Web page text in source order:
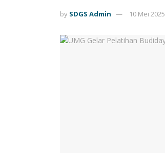
by SDGS Admin 10 Mei 2025